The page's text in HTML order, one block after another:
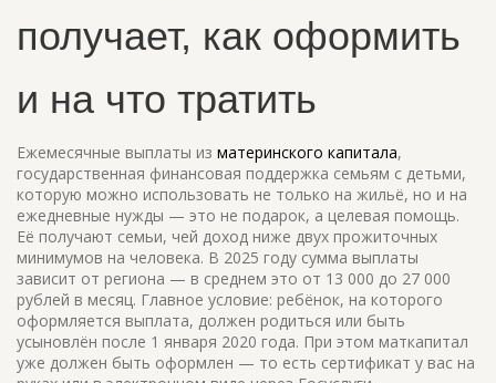
получает, как оформить
и на что тратить
Ежемесячные выплаты из материнского капитала,
государственная финансовая поддержка семьям с детьми,
которую можно использовать не только на жильё, но и на
ежедневные нужды — это не подарок, а целевая помощь.
Её получают семьи, чей доход ниже двух прожиточных
минимумов на человека. В 2025 году сумма выплаты
зависит от региона — в среднем это от 13 000 до 27 000
рублей в месяц. Главное условие: ребёнок, на которого
оформляется выплата, должен родиться или быть
усыновлён после 1 января 2020 года. При этом маткапитал
уже должен быть оформлен — то есть сертификат у вас на